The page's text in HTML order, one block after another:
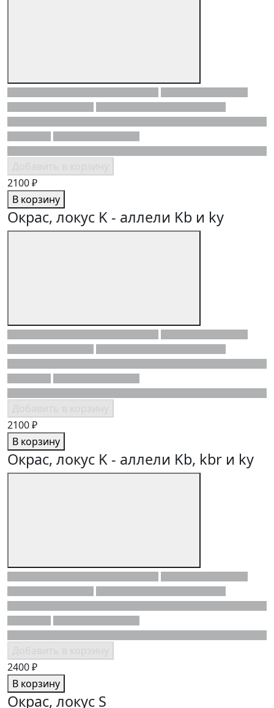
2100 ₽
В корзину
Окрас, локус K - аллели Kb и ky
2100 ₽
В корзину
Окрас, локус K - аллели Kb, kbr и ky
2400 ₽
В корзину
Окрас, локус S